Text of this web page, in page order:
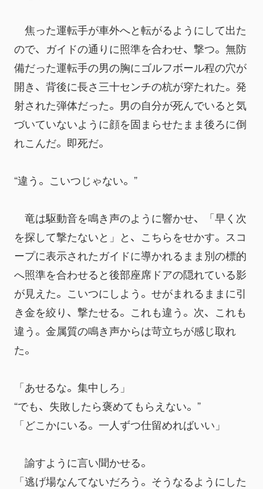
焦った運転手が車外へと転がるようにして出た
ので、ガイドの通りに照準を合わせ、撃つ。無防
備だった運転手の男の胸にゴルフボール程の穴が
開き、背後に長さ三十センチの杭が穿たれた。発
射された弾体だった。男の自分が死んでいると気
づいていないように顔を固まらせたまま後ろに倒
れこんだ。即死だ。
“違う。こいつじゃない。”
竜は駆動音を鳴き声のように響かせ、「早く次
を探して撃たないと」と、こちらをせかす。スコ
ープに表示されたガイドに導かれるまま別の標的
へ照準を合わせると後部座席ドアの隠れている影
が見えた。こいつにしよう。せがまれるままに引
き金を絞り、撃たせる。これも違う。次、これも
違う。金属質の鳴き声からは苛立ちが感じ取れ
た。
「あせるな。集中しろ」
“でも、失敗したら褒めてもらえない。”
「どこかにいる。一人ずつ仕留めればいい」
諭すように言い聞かせる。
「逃げ場なんてないだろう。そうなるようにした